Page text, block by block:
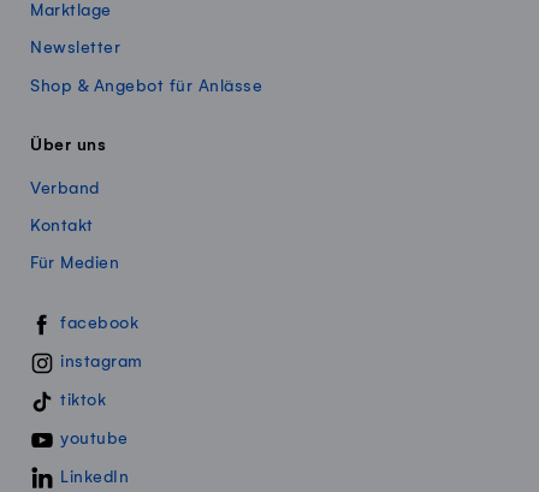
Marktlage
Newsletter
Shop & Angebot für Anlässe
Über uns
Verband
Kontakt
Für Medien
Swissmillk auf Social Media
facebook
instagram
tiktok
youtube
LinkedIn